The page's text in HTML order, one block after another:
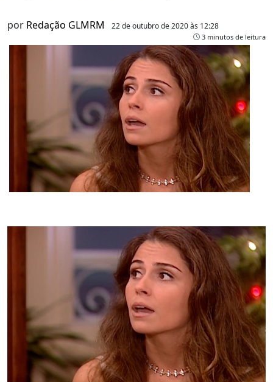
por Redação GLMRM 22 de outubro de 2020 às 12:28
3 minutos de leitura